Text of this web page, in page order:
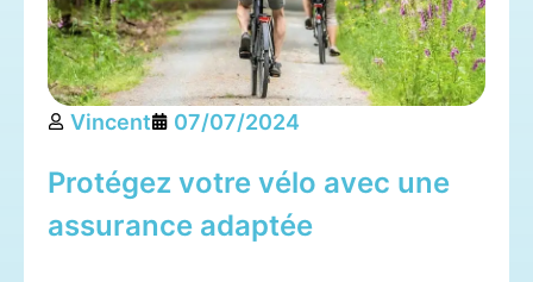
Vincent 07/07/2024
Protégez votre vélo avec une
assurance adaptée